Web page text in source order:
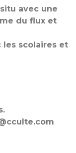
avec une
du flux et
les scolaires et